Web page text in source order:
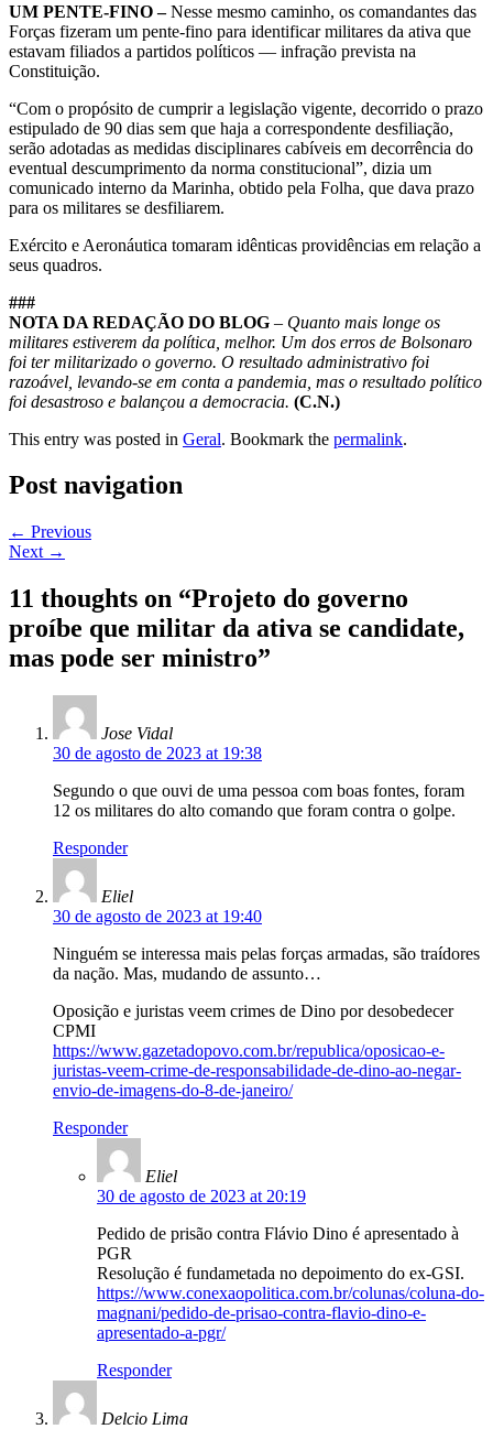
UM PENTE-FINO –Nesse mesmo caminho, os comandantes das
Forças fizeram um pente-fino para identificar militares da ativa que
estavam filiados a partidos políticos — infração prevista na
Constituição.
“Com o propósito de cumprir a legislação vigente, decorrido o prazo
estipulado de 90 dias sem que haja a correspondente desfiliação,
serão adotadas as medidas disciplinares cabíveis em decorrência do
eventual descumprimento da norma constitucional”, dizia um
comunicado interno da Marinha, obtido pela Folha, que dava prazo
para os militares se desfiliarem.
Exército e Aeronáutica tomaram idênticas providências em relação a
seus quadros.
###
NOTA DA REDAÇÃO DO BLOG – Quanto mais longe os
militares estiverem da política, melhor. Um dos erros de Bolsonaro
foi ter militarizado o governo. O resultado administrativo foi
razoável, levando-se em conta a pandemia, mas o resultado político
foi desastroso e balançou a democracia. (C.N.)
This entry was posted in Geral. Bookmark the permalink.
Post navigation
← Previous
Next →
11 thoughts on “Projeto do governo
proíbe que militar da ativa se candidate,
mas pode ser ministro”
Jose Vidal
30 de agosto de 2023 at 19:38
Segundo o que ouvi de uma pessoa com boas fontes, foram
12 os militares do alto comando que foram contra o golpe.
Responder
Eliel
30 de agosto de 2023 at 19:40
Ninguém se interessa mais pelas forças armadas, são traídores
da nação. Mas, mudando de assunto…
Oposição e juristas veem crimes de Dino por desobedecer
CPMI
https://www.gazetadopovo.com.br/republica/oposicao-e-
juristas-veem-crime-de-responsabilidade-de-dino-ao-negar-
envio-de-imagens-do-8-de-janeiro/
Responder
Eliel
30 de agosto de 2023 at 20:19
Pedido de prisão contra Flávio Dino é apresentado à
PGR
Resolução é fundametada no depoimento do ex-GSI.
https://www.conexaopolitica.com.br/colunas/coluna-do-
magnani/pedido-de-prisao-contra-flavio-dino-e-
apresentado-a-pgr/
Responder
Delcio Lima